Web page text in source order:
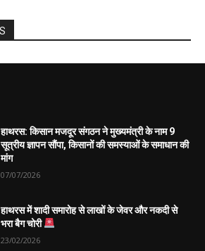
हाथरस: किसान मजदूर संगठन ने मुख्यमंत्री के नाम 9
सूत्रीय ज्ञापन सौंपा, किसानों की समस्याओं के समाधान की
मांग
07/07/2026
हाथरस में शादी समारोह से लाखों के जेवर और नकदी से
भरा बैग चोरी
23/02/2026